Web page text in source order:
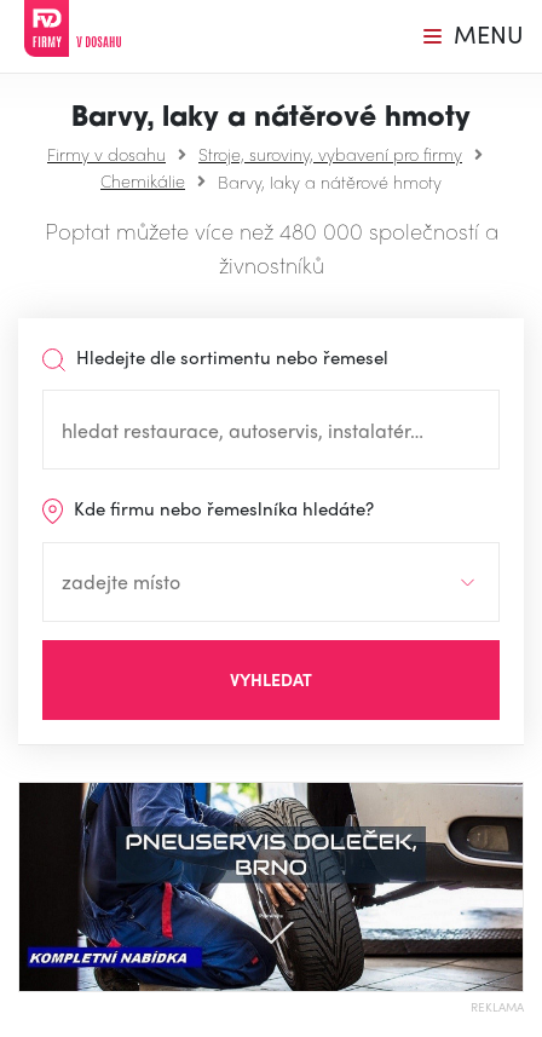
MENU
Barvy, laky a nátěrové hmoty
Firmy v dosahu
Stroje, suroviny, vybavení pro firmy
Chemikálie
Barvy, laky a nátěrové hmoty
Poptat můžete více než 480 000 společností a
živnostníků
Hledejte dle sortimentu nebo řemesel
Kde firmu nebo řemeslníka hledáte?
VYHLEDAT
REKLAMA